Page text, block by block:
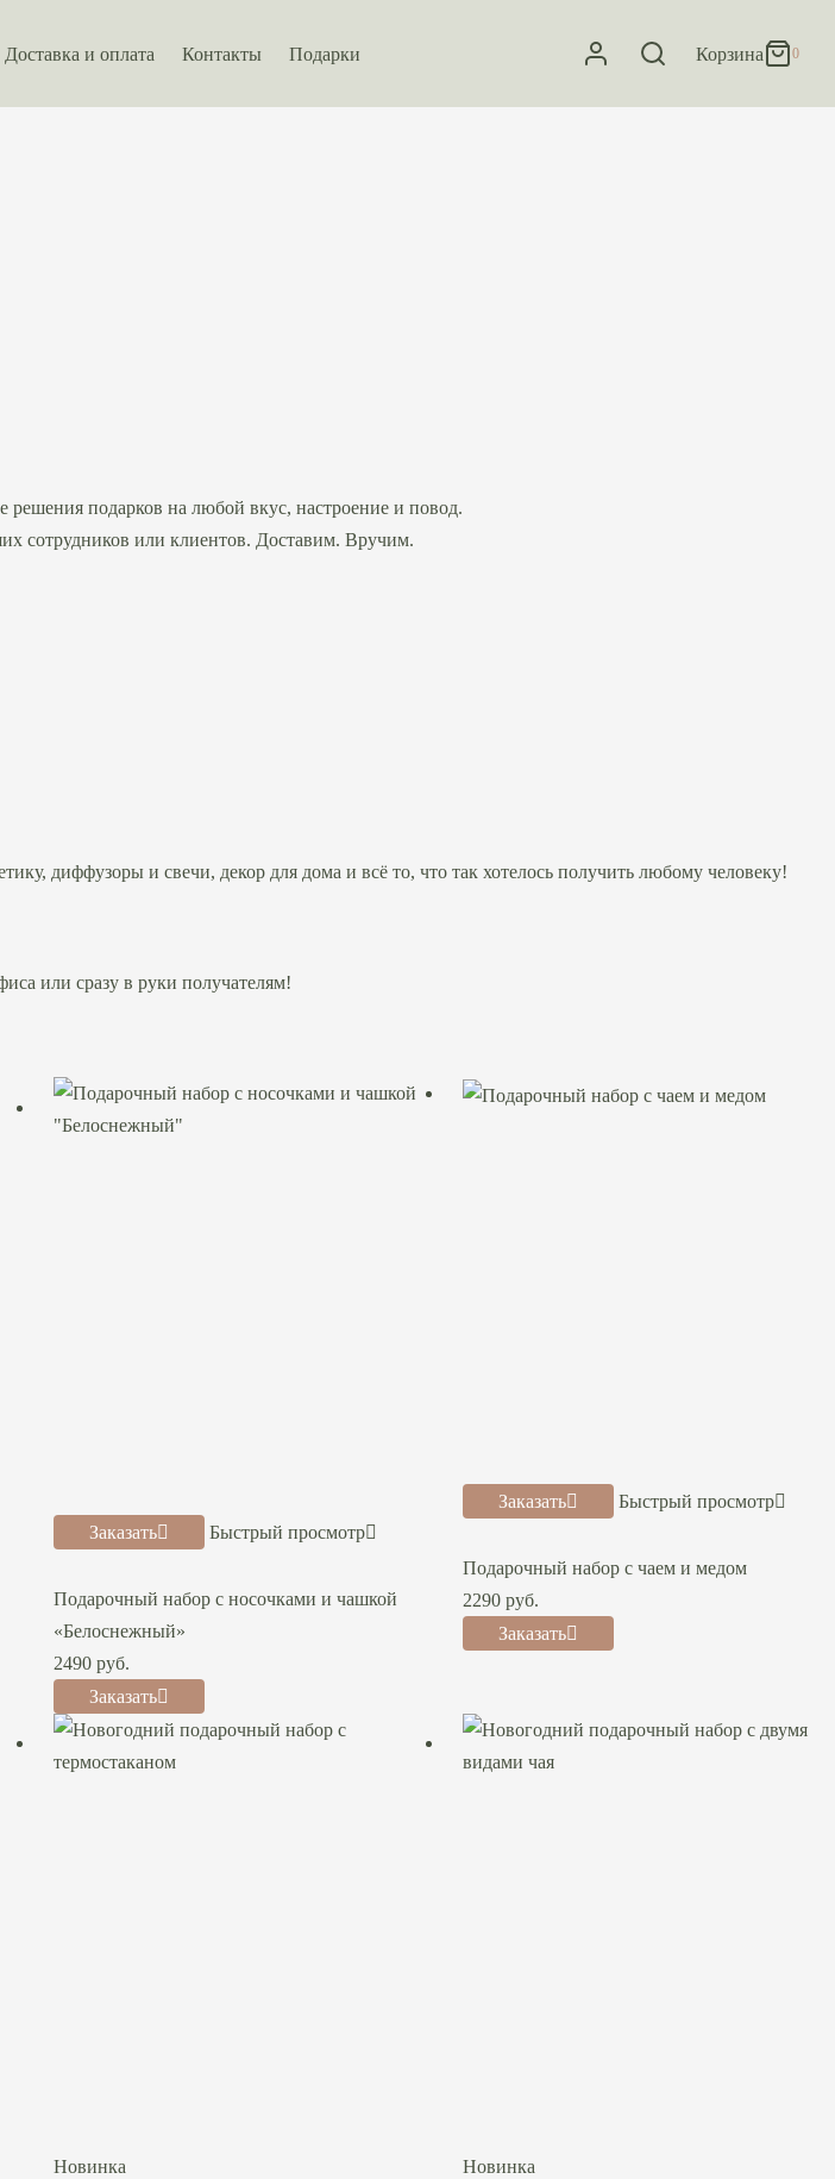
Доставка и оплата Контакты Подарки Корзина 0
решения подарков на любой вкус, настроение и повод.
сотрудников или клиентов. Доставим. Вручим.
диффузоры и свечи, декор для дома и всё то, что так хотелось получить любому человеку!
или сразу в руки получателям!
Заказать Быстрый просмотр
Подарочный набор с носочками и чашкой
«Белоснежный»
2490 руб.
Заказать
Заказать Быстрый просмотр
Подарочный набор с чаем и медом
2290руб.
Заказать
Новинка
Новинка